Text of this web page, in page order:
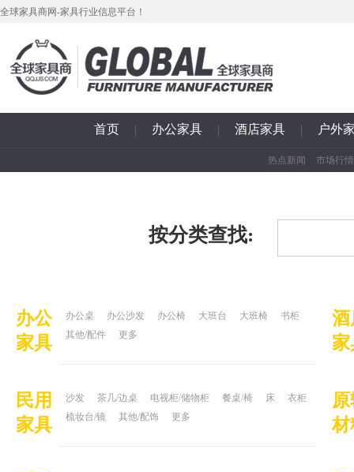
全球家具商网-家具行业信息平台！
首页 | 办公家具 | 酒店家具 | 户外
热点新闻 市场行情
按分类查找:
办公
家具
办公桌 办公沙发 办公椅 大班台 大班椅
书柜
其他/配件
更多
酒
家
民用
家具
沙发 茶几/边桌 电视柜/储物柜 餐桌/椅 床
衣柜
梳妆台/镜
其他/配饰 更多
材